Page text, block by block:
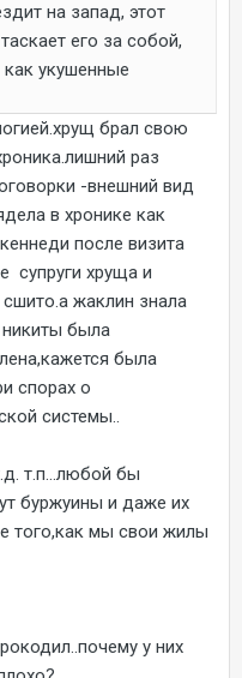
на запад, этот
его за собой,
укушенные
брал свою
раз
-внешний вид
в хронике как
после визита
супруги хруща и
жаклин знала
была
была
спорах о
системы..
т.п...любой бы
буржуины и даже их
того,как мы свои жилы
у них